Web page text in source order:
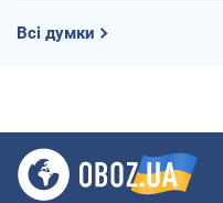
Всі думки